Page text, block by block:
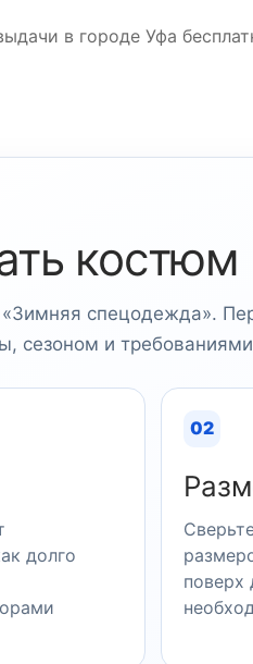
в городе Уфа
спецодежда».
сезоном и
долго
02
поверх